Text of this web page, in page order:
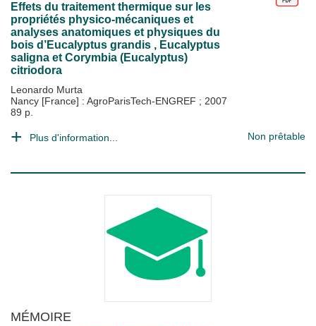
Effets du traitement thermique sur les
propriétés physico-mécaniques et
analyses anatomiques et physiques du
bois d’Eucalyptus grandis , Eucalyptus
saligna et Corymbia (Eucalyptus)
citriodora
Leonardo Murta
Nancy [France] : AgroParisTech-ENGREF ; 2007
89 p.
Plus d'information... Non prêtable
MÉMOIRE